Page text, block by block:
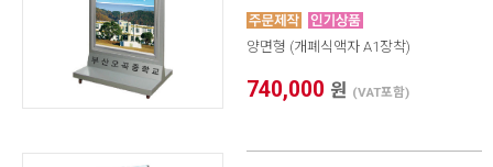
양면형 (개폐식액자 A1장착)
740,000 원 (VAT포함)